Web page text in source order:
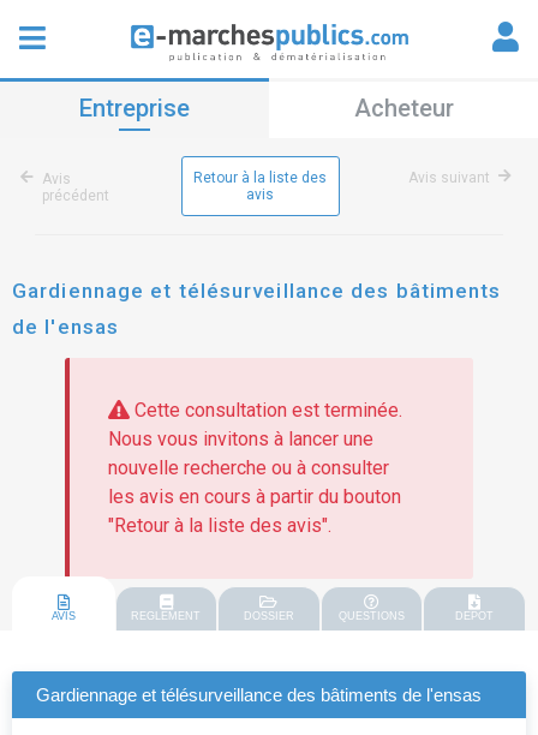
Entreprise Acheteur
Avis
précédent
Retour à la liste des
avis
Avis suivant
Gardiennage et télésurveillance des bâtiments
de l'ensas
Cette consultation est terminée.
Nous vous invitons à lancer une
nouvelle recherche ou à consulter
les avis en cours à partir du bouton
"Retour à la liste des avis".
AVIS REGLEMENT DOSSIER QUESTIONS DEPOT
Gardiennage et télésurveillance des bâtiments de l'ensas